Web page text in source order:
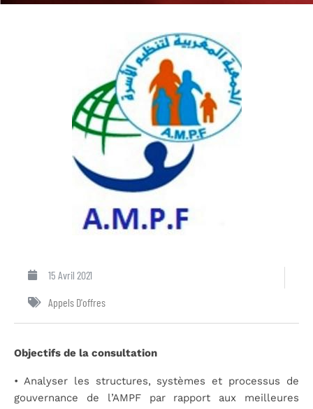
15 Avril 2021
Appels D'offres
Objectifs de la consultation
• Analyser les structures, systèmes et processus de
gouvernance de l’AMPF par rapport aux meilleures